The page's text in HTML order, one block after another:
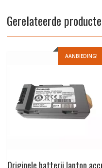
Gerelateerde
AANBIEDING!
Originele batterij laptop